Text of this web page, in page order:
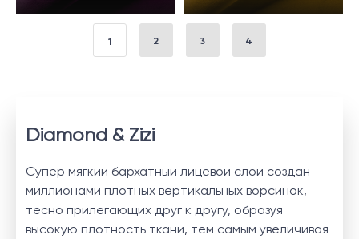
1 2 3 4
Diamond & Zizi
Супер мягкий бархатный лицевой слой создан
миллионами плотных вертикальных ворсинок,
тесно прилегающих друг к другу, образуя
высокую плотность ткани, тем самым увеличивая